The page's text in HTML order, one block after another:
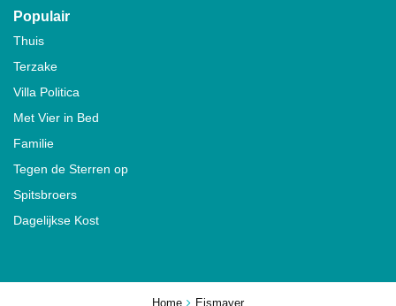
Home Eismayer
Populair
Thuis
Terzake
Villa Politica
Met Vier in Bed
Familie
Tegen de Sterren op
Spitsbroers
Dagelijkse Kost